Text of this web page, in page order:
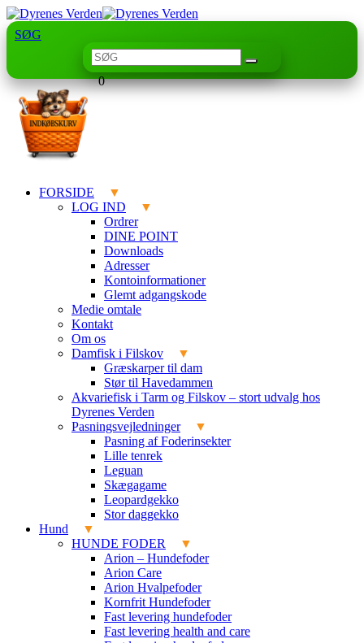
SØG
0
FORSIDE
LOG IND
Ordrer
DINE POINT
Downloads
Adresser
Kontoinformationer
Glemt adgangskode
Medie omtale
Kontakt
Om os
Damfisk i Filskov
Græskarper til dam
Stør til Havedammen
Akvariefisk i Tarm og Filskov – stort udvalg hos
Dyrenes Verden
Pasningsvejledninger
Pasning af Foderinsekter
Lille tenrek
Leguan
Skægagame
Leopardgekko
Stor daggekko
Hund
HUNDE FODER
Arion – Hundefoder
Arion Care
Arion Hvalpefoder
Kornfrit Hundefoder
Fast levering hundefoder
Fast levering health and care